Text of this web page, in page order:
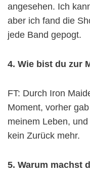
angesehen. Ich
aber ich fand die
jede Band gepogt.
4. Wie bist du zur
FT: Durch Iron
Moment, vorher
meinem Leben,
kein Zurück mehr.
5. Warum machst